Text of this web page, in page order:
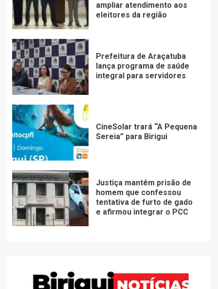
ampliar atendimento aos
eleitores da região
Prefeitura de Araçatuba
lança programa de saúde
integral para servidores
CineSolar trará “A Pequena
Sereia” para Birigui
Justiça mantém prisão de
homem que confessou
tentativa de furto de gado
e afirmou integrar o PCC